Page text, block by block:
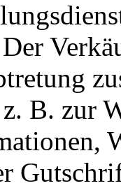
B. zur